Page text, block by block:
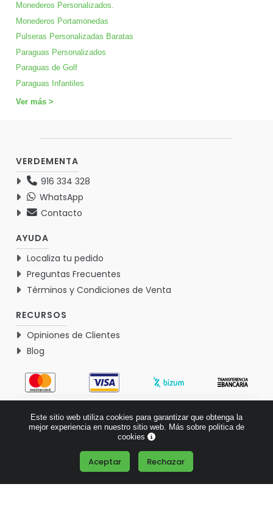
Monederos Personalizados.
Monederos Portamonedas
Pulseras Personalizadas Baratas
Paraguas Personalizados
Paraguas de Golf
Paraguas Infantiles
Ver más >
VERDEMENTA
916 334 328
WhatsApp
Contacto
AYUDA
Localiza tu pedido
Preguntas Frecuentes
Términos y Condiciones de Venta
RECURSOS
Opiniones de Clientes
Blog
Basado en 1767 opiniones >
Este sitio web utiliza cookies para garantizar que obtenga la
mejor experiencia en nuestro sitio web. Más sobre politica de
cookies
Aceptar Rechazar